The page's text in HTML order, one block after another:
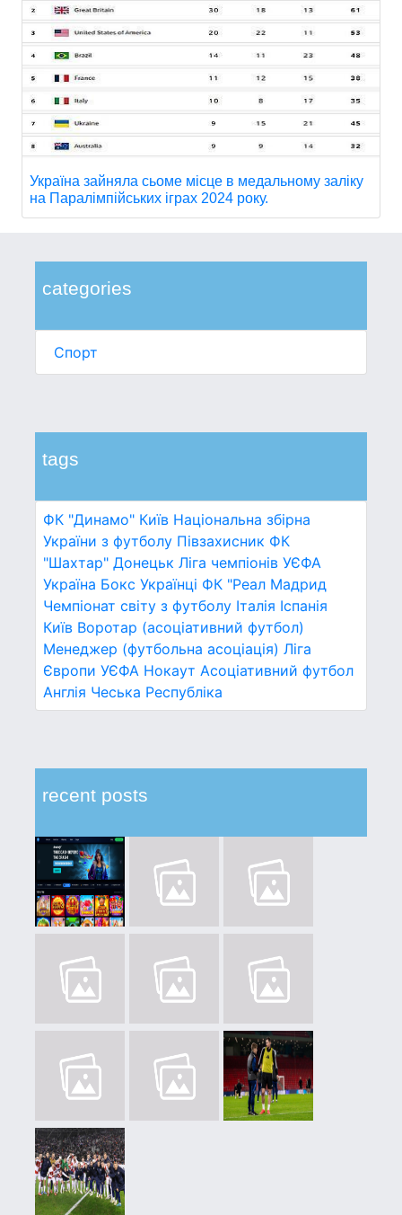
categories
Спорт
tags
ФК "Динамо" Київ Національна збірна
України з футболу Півзахисник ФК
"Шахтар" Донецьк Ліга чемпіонів УЄФА
Україна Бокс Українці ФК "Реал Мадрид
Чемпіонат світу з футболу Італія Іспанія
Київ Воротар (асоціативний футбол)
Менеджер (футбольна асоціація) Ліга
Європи УЄФА Нокаут Асоціативний футбол
Англія Чеська Республіка
recent posts
Україна зайняла сьоме місце в медальному заліку
на Паралімпійських іграх 2024 року.